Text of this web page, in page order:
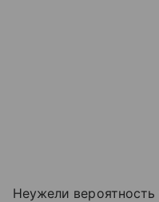
Неужели